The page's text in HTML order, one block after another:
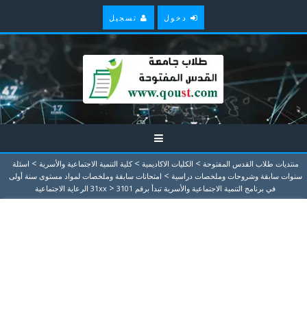
دخول تسجيل
منتديات طلاب القدس المفتوحة > الكليات الاكاديمية > كلية التنمية الاجتماعية والأسرية > اسئلة
سنوات سابقة وشروحات وملخصات دراسية > امتحانات سابقة وملخصات لمواد مستوى سنة أولى
في برنامج التنمية الاجتماعية والأسرية تبدأ برقم 31xx
> 3101 الرعاية الاجتماعية